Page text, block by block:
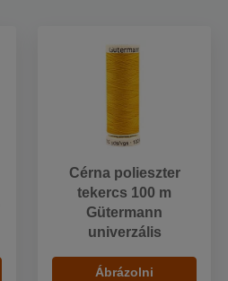
Cérna polieszter
tekercs 100 m
Gütermann
univerzális
Ábrázolni